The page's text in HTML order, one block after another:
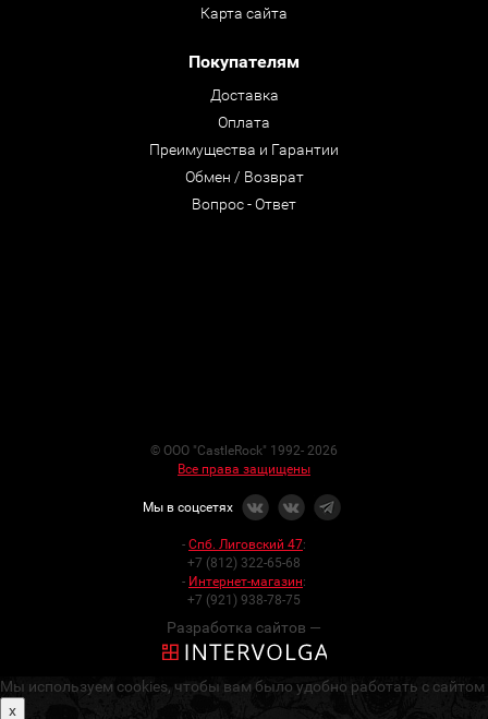
Карта сайта
Покупателям
Доставка
Оплата
Преимущества и Гарантии
Обмен / Возврат
Вопрос - Ответ
© ООО "CastleRock" 1992- 2026
Все права защищены
Мы в соцсетях
- Спб. Лиговский 47:
+7 (812) 322-65-68
- Интернет-магазин:
+7 (921) 938-78-75
Разработка сайтов —
Мы используем cookies, чтобы вам было удобно работать с сайтом
x